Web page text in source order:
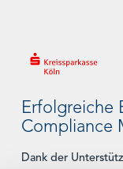
Erfolgreiche
Compliance
Dank der